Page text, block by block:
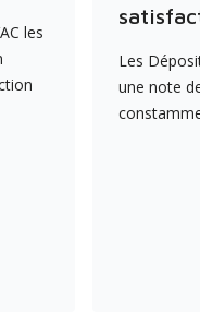
les
Les
une note